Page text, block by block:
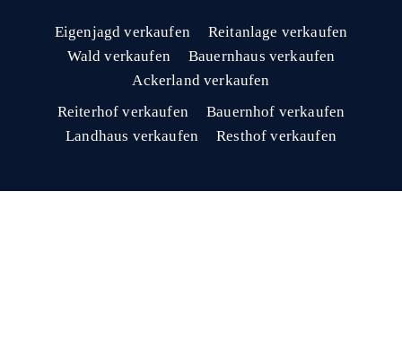
Eigenjagd verkaufen
Reitanlage verkaufen
Wald verkaufen
Bauernhaus verkaufen
Ackerland verkaufen
Reiterhof verkaufen
Bauernhof verkaufen
Landhaus verkaufen
Resthof verkaufen